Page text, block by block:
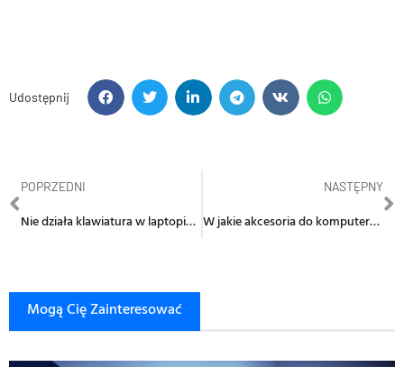
Udostępnij
POPRZEDNI
Nie działa klawiatura w laptopie? Zobacz co zrobić
NASTĘPNY
W jakie akcesoria do komputera stacjonarnego warto się zaopatrzyć?
Mogą Cię Zainteresować